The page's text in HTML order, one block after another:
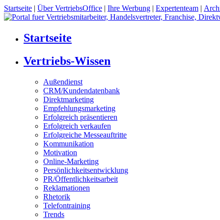
Startseite | Über VertriebsOffice | Ihre Werbung | Expertenteam |
Startseite
Vertriebs-Wissen
Außendienst
CRM/Kundendatenbank
Direktmarketing
Empfehlungsmarketing
Erfolgreich präsentieren
Erfolgreich verkaufen
Erfolgreiche Messeauftritte
Kommunikation
Motivation
Online-Marketing
Persönlichkeitsentwicklung
PR/Öffentlichkeitsarbeit
Reklamationen
Rhetorik
Telefontraining
Trends